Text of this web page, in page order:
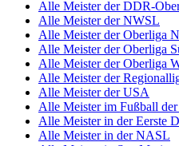
Alle Meister der DDR-
Alle Meister der NWSL
Alle Meister der Oberliga
Alle Meister der Oberliga
Alle Meister der Oberliga
Alle Meister der
Alle Meister der USA
Alle Meister im Fußball
Alle Meister in der Eerste
Alle Meister in der NASL